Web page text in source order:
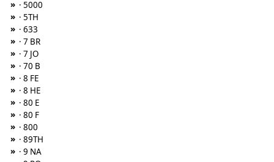
» · 5000
» · 5TH
» · 633
» · 7 BR
» · 7 JO
» · 70 B
» · 8 FE
» · 8 HE
» · 80 E
» · 80 F
» · 800
» · 89TH
» · 9 NA